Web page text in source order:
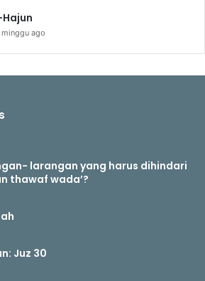
minggu ago
larangan yang harus dihindari
thawaf wada’?
Juz 30